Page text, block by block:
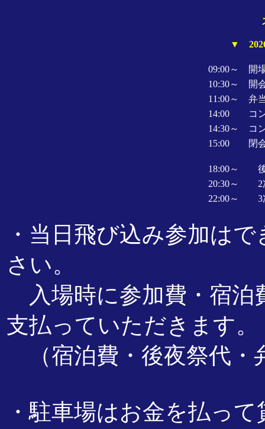
▼
09:00～ 開
10:30～ 開
11:00～ 弁
14:00 コン
14:30～ コ
15:00 閉
18:00～
20:30～ 2
22:00～ 3
・当日飛び込み参加は
さい。
入場時に参加費・宿泊
支払っていただきます。
（宿泊費・後夜祭代・
・駐車場はお金を払っ